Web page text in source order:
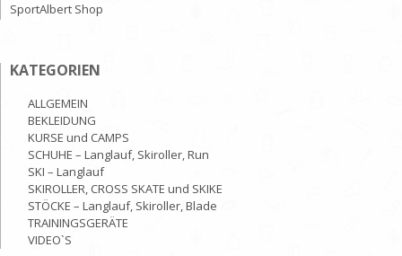
SportAlbert Shop
KATEGORIEN
ALLGEMEIN
BEKLEIDUNG
KURSE und CAMPS
SCHUHE – Langlauf, Skiroller, Run
SKI – Langlauf
SKIROLLER, CROSS SKATE und SKIKE
STÖCKE – Langlauf, Skiroller, Blade
TRAININGSGERÄTE
VIDEO`S